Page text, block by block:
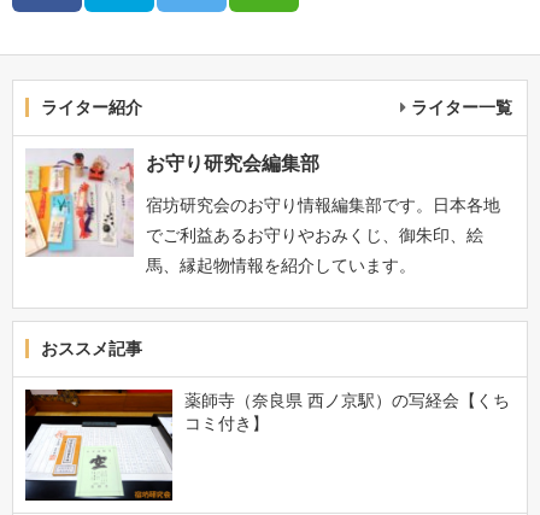
ライター紹介 ライター一覧
お守り研究会編集部
宿坊研究会のお守り情報編集部です。日本各地
でご利益あるお守りやおみくじ、御朱印、絵
馬、縁起物情報を紹介しています。
おススメ記事
薬師寺（奈良県 西ノ京駅）の写経会【くち
コミ付き】